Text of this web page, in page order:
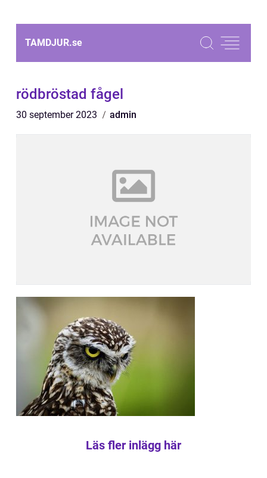
TAMDJUR.se
rödbröstad fågel
30 september 2023 admin
Läs fler inlägg här